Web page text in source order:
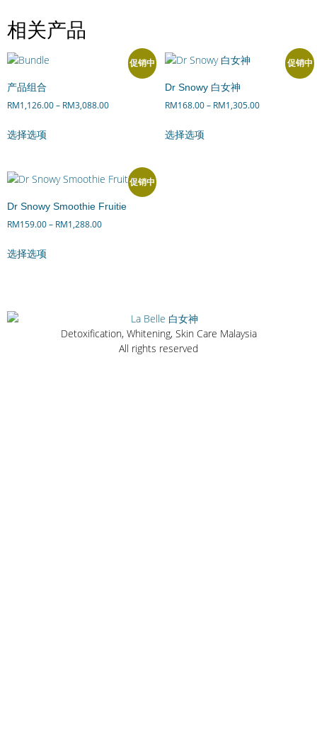
相关产品
促销中
产品组合
RM1,126.00– RM3,088.00
选择选项
促销中
Dr Snowy 白女神
RM168.00 – RM1,305.00
选择选项
促销中
Dr Snowy Smoothie Fruitie
RM159.00– RM1,288.00
选择选项
Detoxification, Whitening, Skin Care Malaysia
All rights reserved